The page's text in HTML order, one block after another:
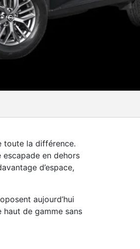
toute la différence.
en dehors
d’espace,
aujourd’hui
de gamme sans